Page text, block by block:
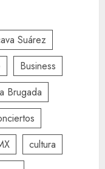
Suárez
Business
Brugada
cultura